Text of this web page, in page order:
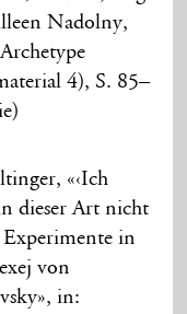
Nadolny,
4), S. 85–
«‹Ich
dieser Art nicht
Experimente in
von
in: